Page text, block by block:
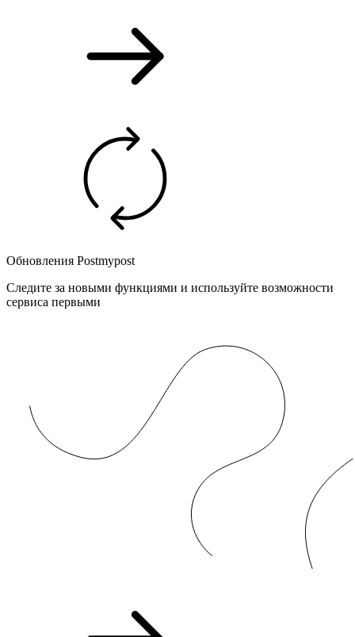
Обновления Postmypost
Следите за новыми функциями и используйте возможности
сервиса первыми